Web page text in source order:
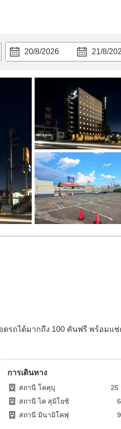
20/8/2026 21/8/
ดรถได้มากถึง 100 คันฟรี พร้อ
การเดินทาง
สถานี โคคุบุ 25
สถานี ไค สุมิโยชิ
6
สถานี มินามิโคฟุ
9